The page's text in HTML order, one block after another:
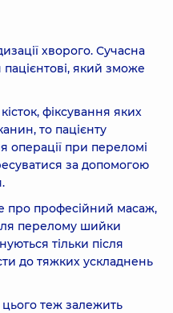
хворого. Сучасна
який зможе
фіксування яких
то пацієнту
операції при переломі
за допомогою
про професійний масаж,
перелому шийки
тільки після
до тяжких ускладнень
теж залежить